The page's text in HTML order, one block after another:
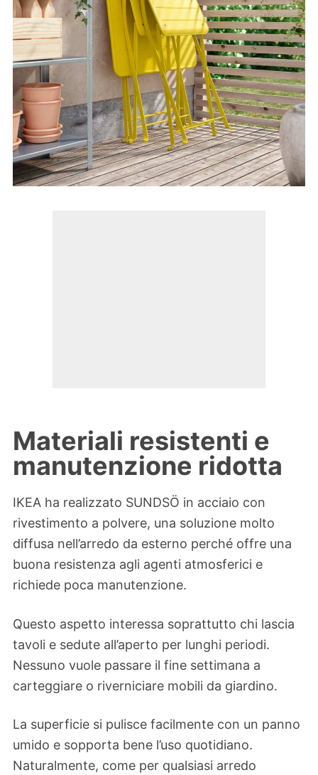
Materiali resistenti e
manutenzione ridotta
IKEA ha realizzato SUNDSÖ in acciaio con
rivestimento a polvere, una soluzione molto
diffusa nell’arredo da esterno perché offre una
buona resistenza agli agenti atmosferici e
richiede poca manutenzione.
Questo aspetto interessa soprattutto chi lascia
tavoli e sedute all’aperto per lunghi periodi.
Nessuno vuole passare il fine settimana a
carteggiare o riverniciare mobili da giardino.
La superficie si pulisce facilmente con un panno
umido e sopporta bene l’uso quotidiano.
Naturalmente, come per qualsiasi arredo